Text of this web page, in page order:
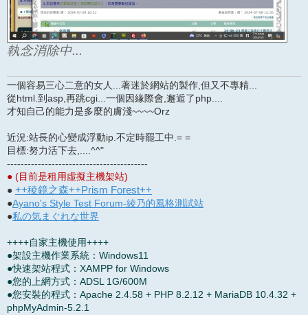
執念消除中...
一個容易三心二意的女人...著迷於網站的製作,但又不專精...
從html.到asp,再跳cgi...一個因緣際會,邂逅了php....
才知自己的能力是多麼的膚淺~~~~Orz
近況:站長的心變成浮動ip.不定時罷工中.= =
目標:努力活下去,....^^"
-----------------------------------------
● (目前是租用虛擬主機架站)
● ++稜鏡之森++Prism Forest++
●Ayano's Style Test Forum-綾乃的風格測試站
●私の気まぐれな世界
++++自家主機使用++++
●架設主機作業系統：Windows11
●快速架站程式：XAMPP for Windows
●您的上網方式：ADSL 1G/600M
●您安裝的程式：Apache 2.4.58 + PHP 8.2.12 + MariaDB 10.4.32 +
phpMyAdmin-5.2.1